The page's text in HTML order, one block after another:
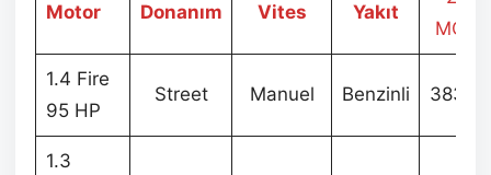
Motor Donanım Vites Yakıt
1.4 Fire
95 HP
Street Manuel Benzinli
1.3